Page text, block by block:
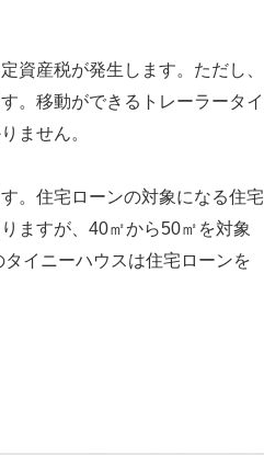
資産税が発生します。ただし、
。移動ができるトレーラータイ
ません。
。住宅ローンの対象になる住宅
ますが、40㎡から50㎡を対象
イニーハウスは住宅ローンを